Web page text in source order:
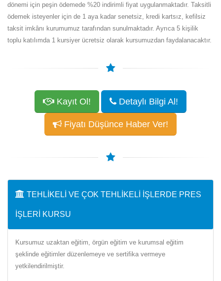
dönemi için peşin ödemede %20 indirimli fiyat uygulanmaktadır. Taksitli
ödemek isteyenler için de 1 aya kadar senetsiz, kredi kartsız, kefilsiz
taksit imkânı kurumumuz tarafından sunulmaktadır. Ayrıca 5 kişilik
toplu katılımda 1 kursiyer ücretsiz olarak kursumuzdan faydalanacaktır.
Kayıt Ol! Detaylı Bilgi Al!
Fiyatı Düşünce Haber Ver!
TEHLIKELI VE ÇOK TEHLIKELI İŞLERDE PRES
İŞLERI KURSU
Kursumuz uzaktan eğitim, örgün eğitim ve kurumsal eğitim
şeklinde eğitimler düzenlemeye ve sertifika vermeye
yetkilendirilmiştir.